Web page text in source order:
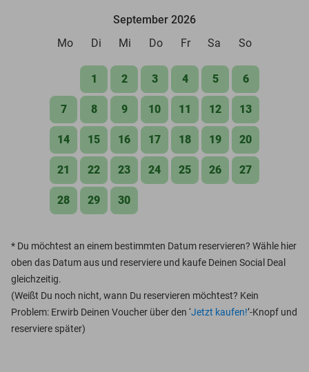
September 2026
Mo
Di Mi Do Fr Sa So
1 2 3 4 5 6
7 8 9 10 11 12 13
14 15 16 17 18 19 20
21 22 23 24 25 26 27
28 29 30
* Du möchtest an einem bestimmten Datum reservieren? Wähle hier
oben das Datum aus und reserviere und kaufe Deinen Social Deal
gleichzeitig.
(Weißt Du noch nicht, wann Du reservieren möchtest? Kein
Problem: Erwirb Deinen Voucher über den ‘Jetzt kaufen!’-Knopf und
reserviere später)